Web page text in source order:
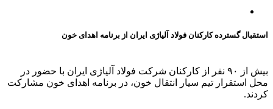
استقبال گسترده کارکنان فولاد آلیاژی ایران از برنامه اهدای خون
بیش از ۹۰ نفر از کارکنان شرکت فولاد آلیاژی ایران با حضور در
محل استقرار تیم سیار انتقال خون، در برنامه اهدای خون مشارکت
کردند.